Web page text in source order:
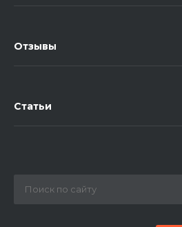
Отзывы
Статьи